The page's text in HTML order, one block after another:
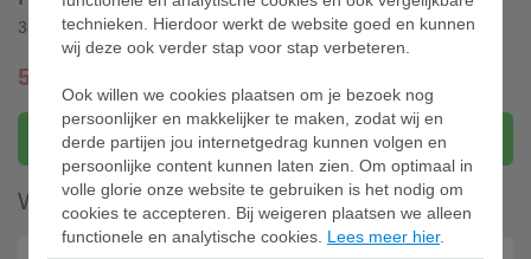
386759-02
50,95
Bekijk bij Puma
Waar te koop (1)
technieken. Hierdoor werkt de website goed en kunnen
wij deze ook verder stap voor stap verbeteren.
Ook willen we cookies plaatsen om je bezoek nog
persoonlijker en makkelijker te maken, zodat wij en
derde partijen jou internetgedrag kunnen volgen en
persoonlijke content kunnen laten zien. Om optimaal in
volle glorie onze website te gebruiken is het nodig om
cookies te accepteren. Bij weigeren plaatsen we alleen
functionele en analytische cookies. Lees meer hier.